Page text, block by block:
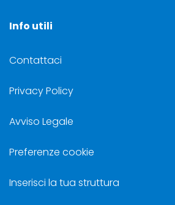
Info utili
Contattaci
Privacy Policy
Avviso Legale
Preferenze cookie
Inserisci la tua struttura